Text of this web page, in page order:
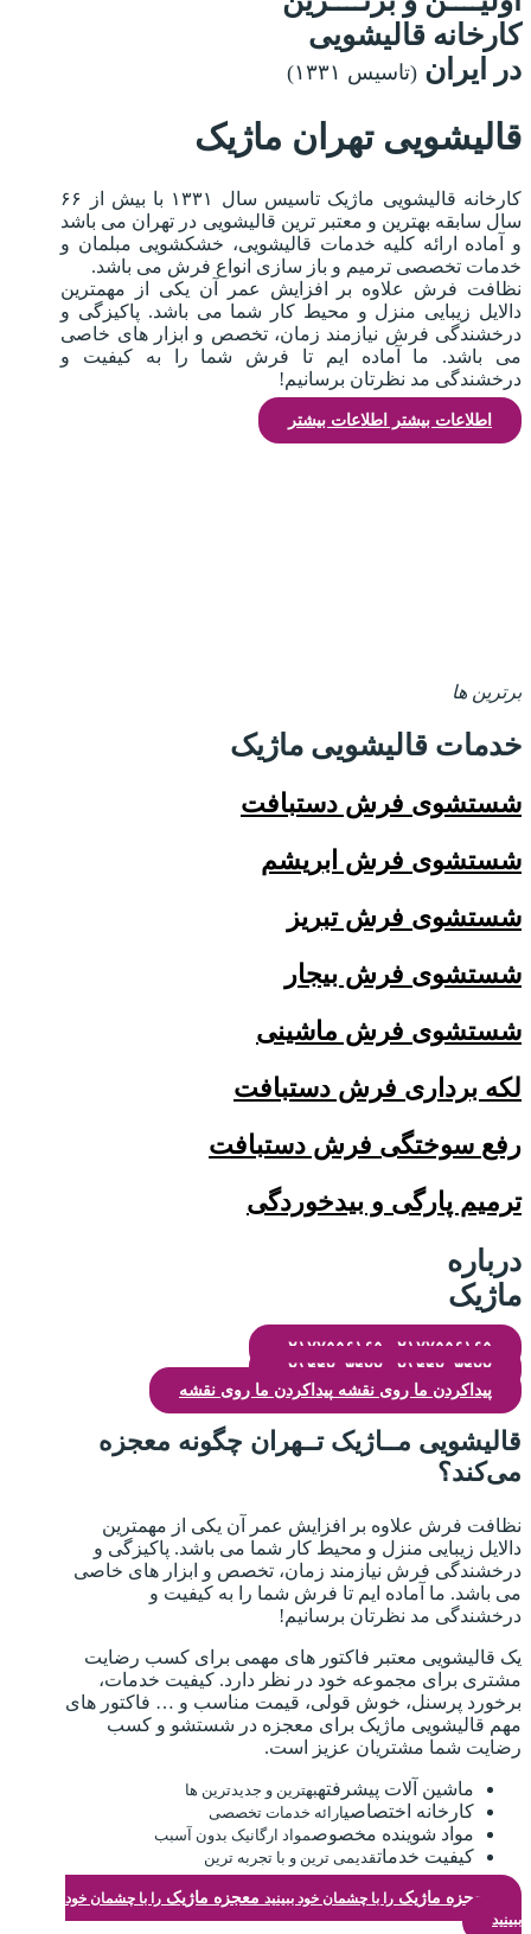
کارخانه قالیشویی
در ایران (تاسیس ۱۳۳۱)
قالیشویی تهران ماژیک
کارخانه قالیشویی ماژیک تاسیس سال ۱۳۳۱ با بیش از ۶۶
سال سابقه بهترین و معتبر ترین قالیشویی در تهران می باشد
و آماده ارائه کلیه خدمات قالیشویی، خشکشویی مبلمان و
خدمات تخصصی ترمیم و باز سازی انواع فرش می باشد.
نظافت فرش علاوه بر افزایش عمر آن یکی از مهمترین
دالایل زیبایی منزل و محیط کار شما می باشد. پاکیزگی و
درخشندگی فرش نیازمند زمان، تخصص و ابزار های خاصی
می باشد. ما آماده ایم تا فرش شما را به کیفیت و
درخشندگی مد نظرتان برسانیم!
اطلاعات بیشتر اطلاعات بیشتر
برترین ها
خدمات قالیشویی ماژیک
شستشوی فرش دستبافت
شستشوی فرش ابریشم
شستشوی فرش تبریز
شستشوی فرش بیجار
شستشوی فرش ماشینی
لکه برداری فرش دستبافت
رفع سوختگی فرش دستبافت
ترمیم پارگی و بیدخوردگی
درباره
ماژیک
۰۲۱۷۷۵۵۶۱۶۵
۰۲۱۷۷۵۵۶۱۶۵
۰۲۱۴۴۲۰۳۴۲۲
۰۲۱۴۴۲۰۳۴۲۲
پیداکردن ما روی نقشه پیداکردن ما روی نقشه
قالیشویی مــاژیک تــهران چگونه معجزه
می‌کند؟
نظافت فرش علاوه بر افزایش عمر آن یکی از مهمترین
دالایل زیبایی منزل و محیط کار شما می باشد. پاکیزگی و
درخشندگی فرش نیازمند زمان، تخصص و ابزار های خاصی
می باشد. ما آماده ایم تا فرش شما را به کیفیت و
درخشندگی مد نظرتان برسانیم!
یک قالیشویی معتبر فاکتور های مهمی برای کسب رضایت
مشتری برای مجموعه خود در نظر دارد. کیفیت خدمات،
برخورد پرسنل، خوش قولی، قیمت مناسب و … فاکتور های
مهم قالیشویی ماژیک برای معجزه در شستشو و کسب
رضایت شما مشتریان عزیز است.
ماشین آلات پیشرفتهبهترین و جدیدترین ها
کارخانه اختصاصیارائه خدمات تخصصی
مواد شوینده مخصوصمواد ارگانیک بدون آسبب
کیفیت خدماتقدیمی ترین و با تجربه ترین
معجزه ماژیک را با چشمان خود ببینید معجزه ماژیک را با چشمان خود
ببینید